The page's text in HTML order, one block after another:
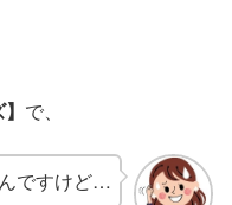
で、
ですけど…